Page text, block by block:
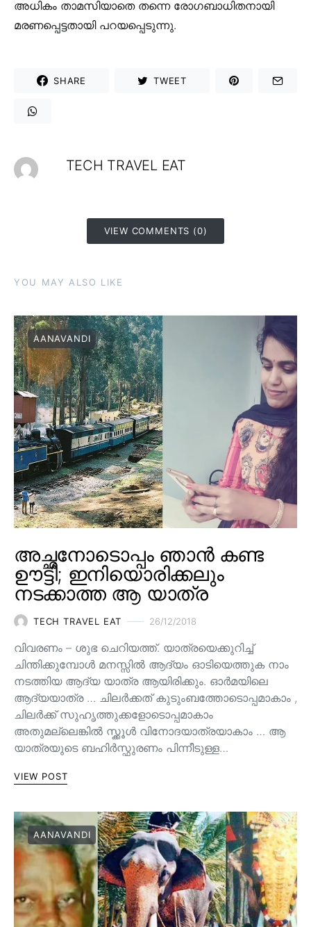
അധികം താമസിയാതെ തന്നെ രോഗബാധിതനായി
മരണപ്പെട്ടതായി പറയപ്പെടുന്നു.
SHARE TWEET
TECH TRAVEL EAT
VIEW COMMENTS (0)
YOU MAY ALSO LIKE
AANAVANDI
അച്ഛനോടൊപ്പം ഞാൻ കണ്ട
ഊട്ടി; ഇനിയൊരിക്കലും
നടക്കാത്ത ആ യാത്ര
TECH TRAVEL EAT 26/12/2018
വിവരണം – ശുഭ ചെറിയത്ത്. യാത്രയെക്കുറിച്ച്
ചിന്തിക്കുമ്പോൾ മനസ്സിൽ ആദ്യം ഓടിയെത്തുക നാം
നടത്തിയ ആദ്യ യാത്ര ആയിരിക്കും. ഓർമയിലെ
ആദ്യയാത്ര … ചിലർക്കത് കുടുംബത്തോടൊപ്പമാകാം ,
ചിലർക്ക് സുഹൃത്തുക്കളോടൊപ്പമാകാം
അതുമല്ലെങ്കിൽ സ്ക്കൂൾ വിനോദയാത്രയാകാം … ആ
യാത്രയുടെ ബഹിർസ്ഫുരണം പിന്നീടുള്ള…
VIEW POST
AANAVANDI